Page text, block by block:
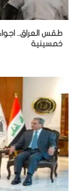
طقس العراق..
خمسينية